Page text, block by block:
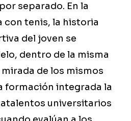
separado. En la
con tenis, la historia
del joven se
dentro de la misma
de los mismos
formación integrada la
universitarios